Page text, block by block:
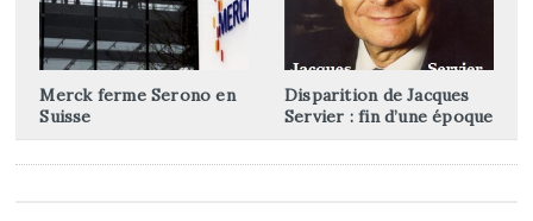
Merck ferme Serono en
Suisse
Disparition de Jacques
Servier : fin d’une époque